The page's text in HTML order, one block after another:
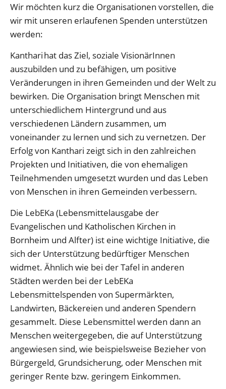
Wir möchten kurz die Organisationen vorstellen, die
wir mit unseren erlaufenen Spenden unterstützen
werden:
Kanthari hat das Ziel, soziale VisionärInnen
auszubilden und zu befähigen, um positive
Veränderungen in ihren Gemeinden und der Welt zu
bewirken. Die Organisation bringt Menschen mit
unterschiedlichem Hintergrund und aus
verschiedenen Ländern zusammen, um
voneinander zu lernen und sich zu vernetzen. Der
Erfolg von Kanthari zeigt sich in den zahlreichen
Projekten und Initiativen, die von ehemaligen
Teilnehmenden umgesetzt wurden und das Leben
von Menschen in ihren Gemeinden verbessern.
Die LebEKa (Lebensmittelausgabe der
Evangelischen und Katholischen Kirchen in
Bornheim und Alfter) ist eine wichtige Initiative, die
sich der Unterstützung bedürftiger Menschen
widmet. Ähnlich wie bei der Tafel in anderen
Städten werden bei der LebEKa
Lebensmittelspenden von Supermärkten,
Landwirten, Bäckereien und anderen Spendern
gesammelt. Diese Lebensmittel werden dann an
Menschen weitergegeben, die auf Unterstützung
angewiesen sind, wie beispielsweise Bezieher von
Bürgergeld, Grundsicherung, oder Menschen mit
geringer Rente bzw. geringem Einkommen.